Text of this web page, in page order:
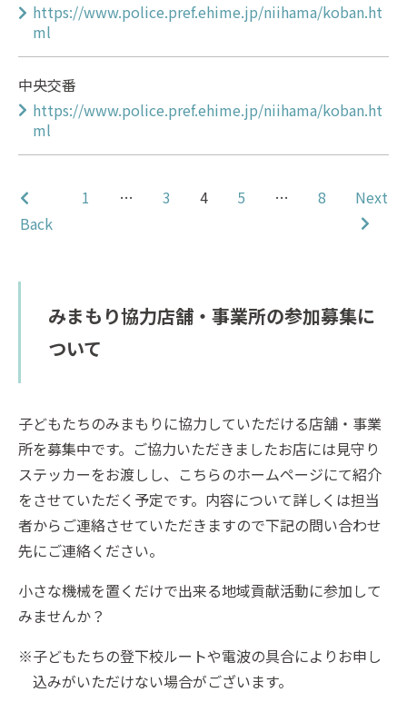
https://www.police.pref.ehime.jp/niihama/koban.ht
ml
中央交番
https://www.police.pref.ehime.jp/niihama/koban.ht
ml
Back
1 … 3 4 5 … 8 Next
みまもり協力店舗・事業所の参加募集に
ついて
子どもたちのみまもりに協力していただける店舗・事業
所を募集中です。ご協力いただきましたお店には見守り
ステッカーをお渡しし、こちらのホームページにて紹介
をさせていただく予定です。内容について詳しくは担当
者からご連絡させていただきますので下記の問い合わせ
先にご連絡ください。
小さな機械を置くだけで出来る地域貢献活動に参加して
みませんか？
※子どもたちの登下校ルートや電波の具合によりお申し
込みがいただけない場合がございます。